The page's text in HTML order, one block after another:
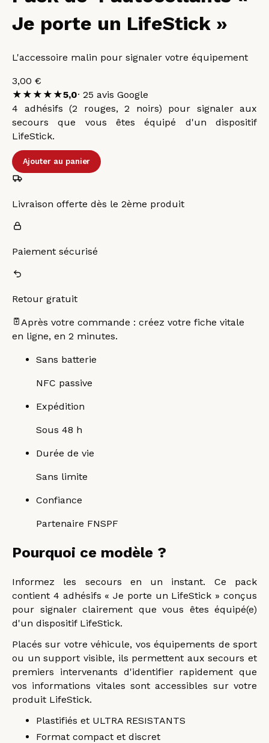
Je porte un LifeStick »
L'accessoire malin pour signaler votre équipement
3,00 €
★★★★★5,0· 25 avis Google
4 adhésifs (2 rouges, 2 noirs) pour signaler aux
secours que vous êtes équipé d'un dispositif
LifeStick.
Ajouter au panier
Livraison offerte dès le 2ème produit
Paiement sécurisé
Retour gratuit
Après votre commande : créez votre fiche vitale
en ligne, en 2 minutes.
Sans batterie
NFC passive
Expédition
Sous 48 h
Durée de vie
Sans limite
Confiance
Partenaire FNSPF
Pourquoi ce modèle ?
Informez les secours en un instant. Ce pack
contient 4 adhésifs « Je porte un LifeStick » conçus
pour signaler clairement que vous êtes équipé(e)
d'un dispositif LifeStick.
Placés sur votre véhicule, vos équipements de sport
ou un support visible, ils permettent aux secours et
premiers intervenants d'identifier rapidement que
vos informations vitales sont accessibles sur votre
produit LifeStick.
Plastifiés et ULTRA RESISTANTS
Format compact et discret